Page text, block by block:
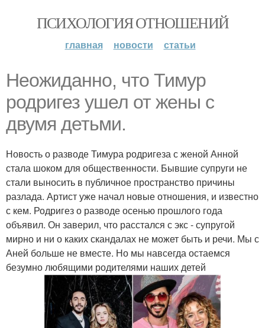
ПСИХОЛОГИЯ ОТНОШЕНИЙ
главная новости статьи
Неожиданно, что Тимур
родригез ушел от жены с
двумя детьми.
Новость о разводе Тимура родригеза с женой Анной
стала шоком для общественности. Бывшие супруги не
стали выносить в публичное пространство причины
разлада. Артист уже начал новые отношения, и известно
с кем. Родригез о разводе осенью прошлого года
объявил. Он заверил, что расстался с экс - супругой
мирно и ни о каких скандалах не может быть и речи. Мы с
Аней больше не вместе. Но мы навсегда остаемся
безумно любящими родителями наших детей